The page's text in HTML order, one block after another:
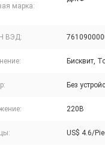
марка:
ВЭД:
Бисквит,
Без
220В
US$ 4.6/